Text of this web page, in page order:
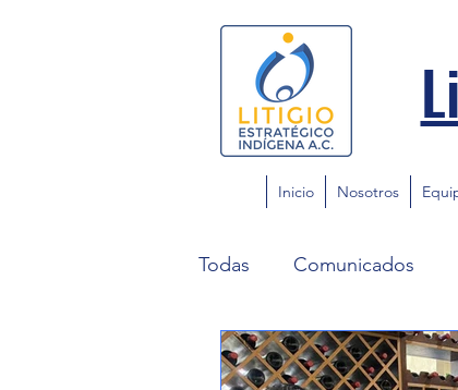
Inicio Nosotros
Todas Comunicados
Sala de Justicia Indígena